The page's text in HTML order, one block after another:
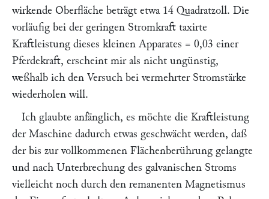
wirkende Oberfläche beträgt etwa 14 Quadratzoll. Die
vorläufig bei der geringen Stromkraft taxirte
Kraftleistung dieses kleinen Apparates = 0,03 einer
Pferdekraft, erscheint mir als nicht ungünstig,
weßhalb ich den Versuch bei vermehrter Stromstärke
wiederholen will.
Ich glaubte anfänglich, es möchte die Kraftleistung
der Maschine dadurch etwas geschwächt werden, daß
der bis zur vollkommenen Flächenberührung gelangte
und nach Unterbrechung des galvanischen Stroms
vielleicht noch durch den remanenten Magnetismus